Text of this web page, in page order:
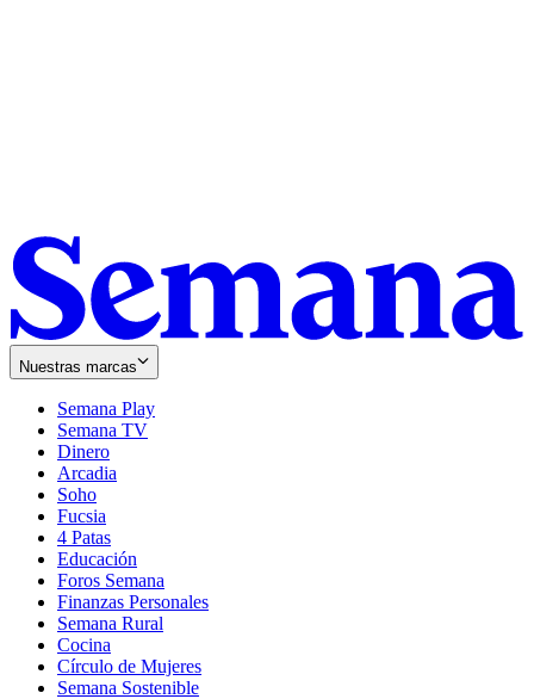
Nuestras marcas
Semana Play
Semana TV
Dinero
Arcadia
Soho
in
new
window
Fucsia
in
new
window
4 Patas
Educación
Foros Semana
Finanzas Personales
Semana Rural
Cocina
Círculo de Mujeres
Semana Sostenible